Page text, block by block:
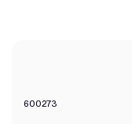
600273